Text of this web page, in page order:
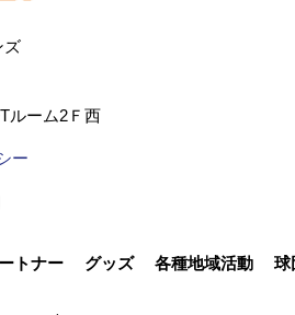
ズ
ルーム2Ｆ西
ー
トナー グッズ 各種地域活動 球